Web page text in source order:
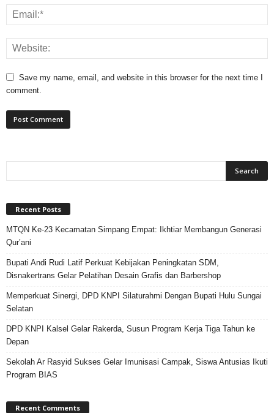
Save my name, email, and website in this browser for the next time I
comment.
Recent Posts
MTQN Ke-23 Kecamatan Simpang Empat: Ikhtiar Membangun Generasi
Qur’ani
Bupati Andi Rudi Latif Perkuat Kebijakan Peningkatan SDM,
Disnakertrans Gelar Pelatihan Desain Grafis dan Barbershop
Memperkuat Sinergi, DPD KNPI Silaturahmi Dengan Bupati Hulu Sungai
Selatan
DPD KNPI Kalsel Gelar Rakerda, Susun Program Kerja Tiga Tahun ke
Depan
Sekolah Ar Rasyid Sukses Gelar Imunisasi Campak, Siswa Antusias Ikuti
Program BIAS
Recent Comments